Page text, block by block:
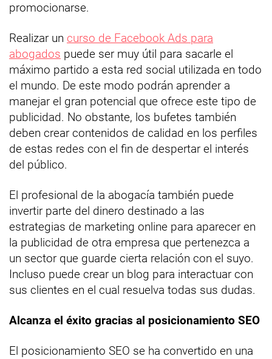
promocionarse.
Realizar un curso de Facebook Ads para
abogados puede ser muy útil para sacarle el
máximo partido a esta red social utilizada en todo
el mundo. De este modo podrán aprender a
manejar el gran potencial que ofrece este tipo de
publicidad. No obstante, los bufetes también
deben crear contenidos de calidad en los perfiles
de estas redes con el fin de despertar el interés
del público.
El profesional de la abogacía también puede
invertir parte del dinero destinado a las
estrategias de marketing online para aparecer en
la publicidad de otra empresa que pertenezca a
un sector que guarde cierta relación con el suyo.
Incluso puede crear un blog para interactuar con
sus clientes en el cual resuelva todas sus dudas.
Alcanza el éxito gracias al posicionamiento SEO
El posicionamiento SEO se ha convertido en una